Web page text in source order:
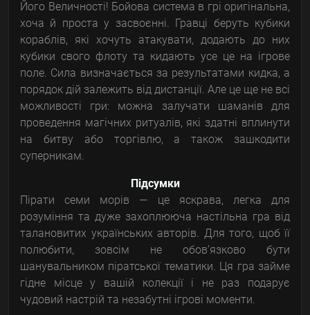
Його Величності! Бойова система в грі оригінальна,
хоча й проста у засвоєнні. Гравці беруть кубики
кораблів, які хочуть атакувати, додають до них
кубики свого флоту та кидають усе це на ігрове
поле. Сила визначається за результатами кидка, а
порядок дій залежить від дистанції. Але це ще не всі
можливості гри: можна залучати шаманів для
проведення магічних ритуалів, які здатні вплинути
на битву або торгівлю, а також зашкодити
суперникам.
Підсумки
Пірати семи морів — це яскрава, легка для
розуміння та дуже захоплююча настільна гра від
талановитих українських авторів. Для того, щоб її
полюбити, зовсім не обов’язково бути
шанувальником піратської тематики. Ця гра займе
гідне місце у вашій колекції і не раз подарує
чудовий настрій та незабутні ігрові моменти.